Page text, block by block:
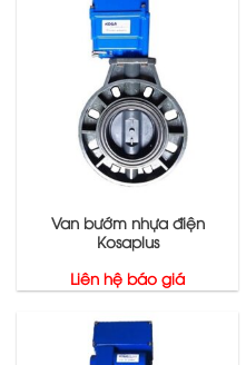
Van bướm nhựa điện
Kosaplus
Liên hệ báo giá